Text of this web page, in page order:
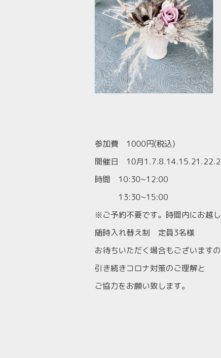
参加費 1000円(税込)
開催日 10月
時間 10:30~12:00
13:30~15:00
※ご予約不要です。時間内にお越
随時入れ替え制 定員3名様
お待ちいただく場合もございます
引き続きコロナ対策のご理解と
ご協力をお願い致します。